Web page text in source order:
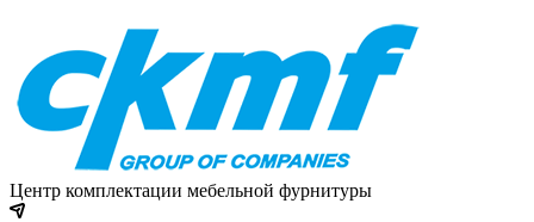
Центр комплектации мебельной фурнитуры